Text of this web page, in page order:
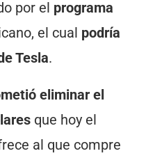
por el programa
el cual podría
Tesla.
eliminar el
que hoy el
al que compre